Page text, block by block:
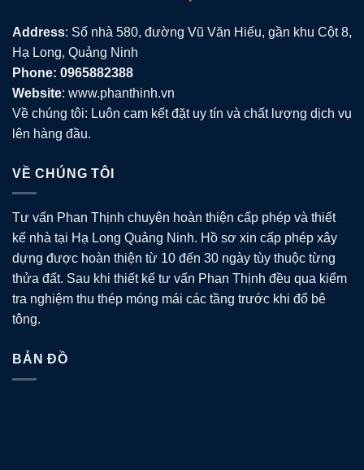
Address: Số nhà 580, đường Vũ Văn Hiếu, gần khu Cột 8,
Hạ Long, Quảng Ninh
Phone: 0965882388
Website: www.phanthinh.vn
Về chúng tôi: Luôn cam kết đặt uy tín và chất lượng dịch vụ
lên hàng đầu.
VỀ CHÚNG TÔI
Tư vấn Phan Thịnh chuyên hoàn thiện cấp phép và thiết
kế nhà tại Hạ Long Quảng Ninh. Hồ sơ xin cấp phép xây
dựng được hoàn thiện từ 10 đến 30 ngày tùy thuộc từng
thửa đất. Sau khi thiết kế tư vấn Phan Thịnh đều qua kiểm
tra nghiệm thu thép móng mái các tầng trước khi đổ bê
tông.
BẢN ĐỒ